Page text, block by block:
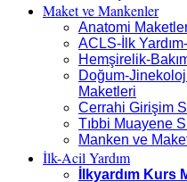
Maket ve Mankenler
Anatomi
ACLS-İlk
Hemşirelik-
Doğum-
Maketleri
Cerrahi Girişim
Tıbbi Muayene
Manken ve
İlk-Acil Yardım
İlkyardım Kurs